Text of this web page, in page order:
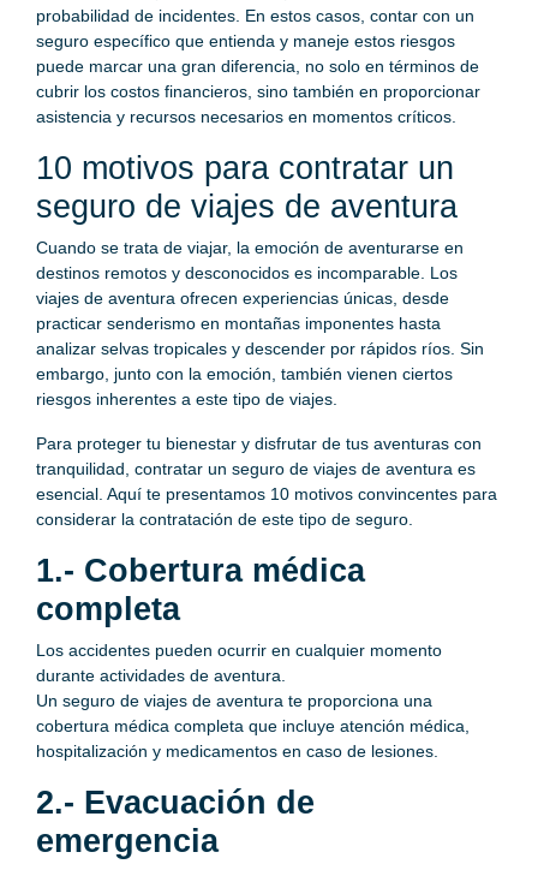
probabilidad de incidentes. En estos casos, contar con un
seguro específico que entienda y maneje estos riesgos
puede marcar una gran diferencia, no solo en términos de
cubrir los costos financieros, sino también en proporcionar
asistencia y recursos necesarios en momentos críticos.
10 motivos para contratar un
seguro de viajes de aventura
Cuando se trata de viajar, la emoción de aventurarse en
destinos remotos y desconocidos es incomparable. Los
viajes de aventura ofrecen experiencias únicas, desde
practicar senderismo en montañas imponentes hasta
analizar selvas tropicales y descender por rápidos ríos. Sin
embargo, junto con la emoción, también vienen ciertos
riesgos inherentes a este tipo de viajes.
Para proteger tu bienestar y disfrutar de tus aventuras con
tranquilidad, contratar un seguro de viajes de aventura es
esencial. Aquí te presentamos 10 motivos convincentes para
considerar la contratación de este tipo de seguro.
1.- Cobertura médica
completa
Los accidentes pueden ocurrir en cualquier momento
durante actividades de aventura.
Un seguro de viajes de aventura te proporciona una
cobertura médica completa que incluye atención médica,
hospitalización y medicamentos en caso de lesiones.
2.- Evacuación de
emergencia